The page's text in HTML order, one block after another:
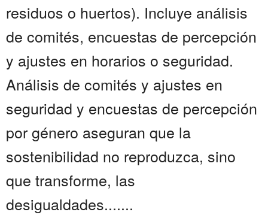
residuos o huertos). Incluye análisis
de comités, encuestas de percepción
y ajustes en horarios o seguridad.
Análisis de comités y ajustes en
seguridad y encuestas de percepción
por género aseguran que la
sostenibilidad no reproduzca, sino
que transforme, las
desigualdades.......